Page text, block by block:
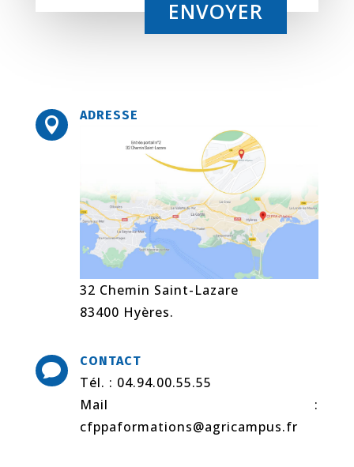
ENVOYER
 ADRESSE
32 Chemin Saint-Lazare
83400 Hyères.
 CONTACT
Tél. : 04.94.00.55.55
Mail :
cfppaformations@agricampus.fr